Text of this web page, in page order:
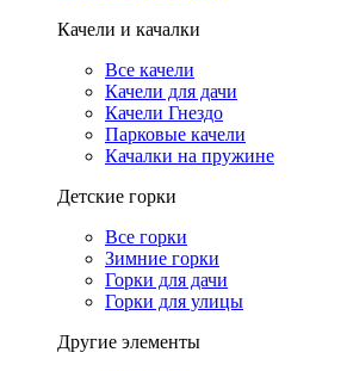
Качели и качалки
Все качели
Качели для дачи
Качели Гнездо
Парковые качели
Качалки на пружине
Детские горки
Все горки
Зимние горки
Горки для дачи
Горки для улицы
Другие элементы